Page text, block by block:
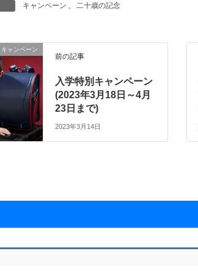
キャンペーン 、 二十歳の記念
キャンペーン
前の記事
入学特別キャンペーン
(2023年3月18日～4月
23日まで)
2023年3月14日